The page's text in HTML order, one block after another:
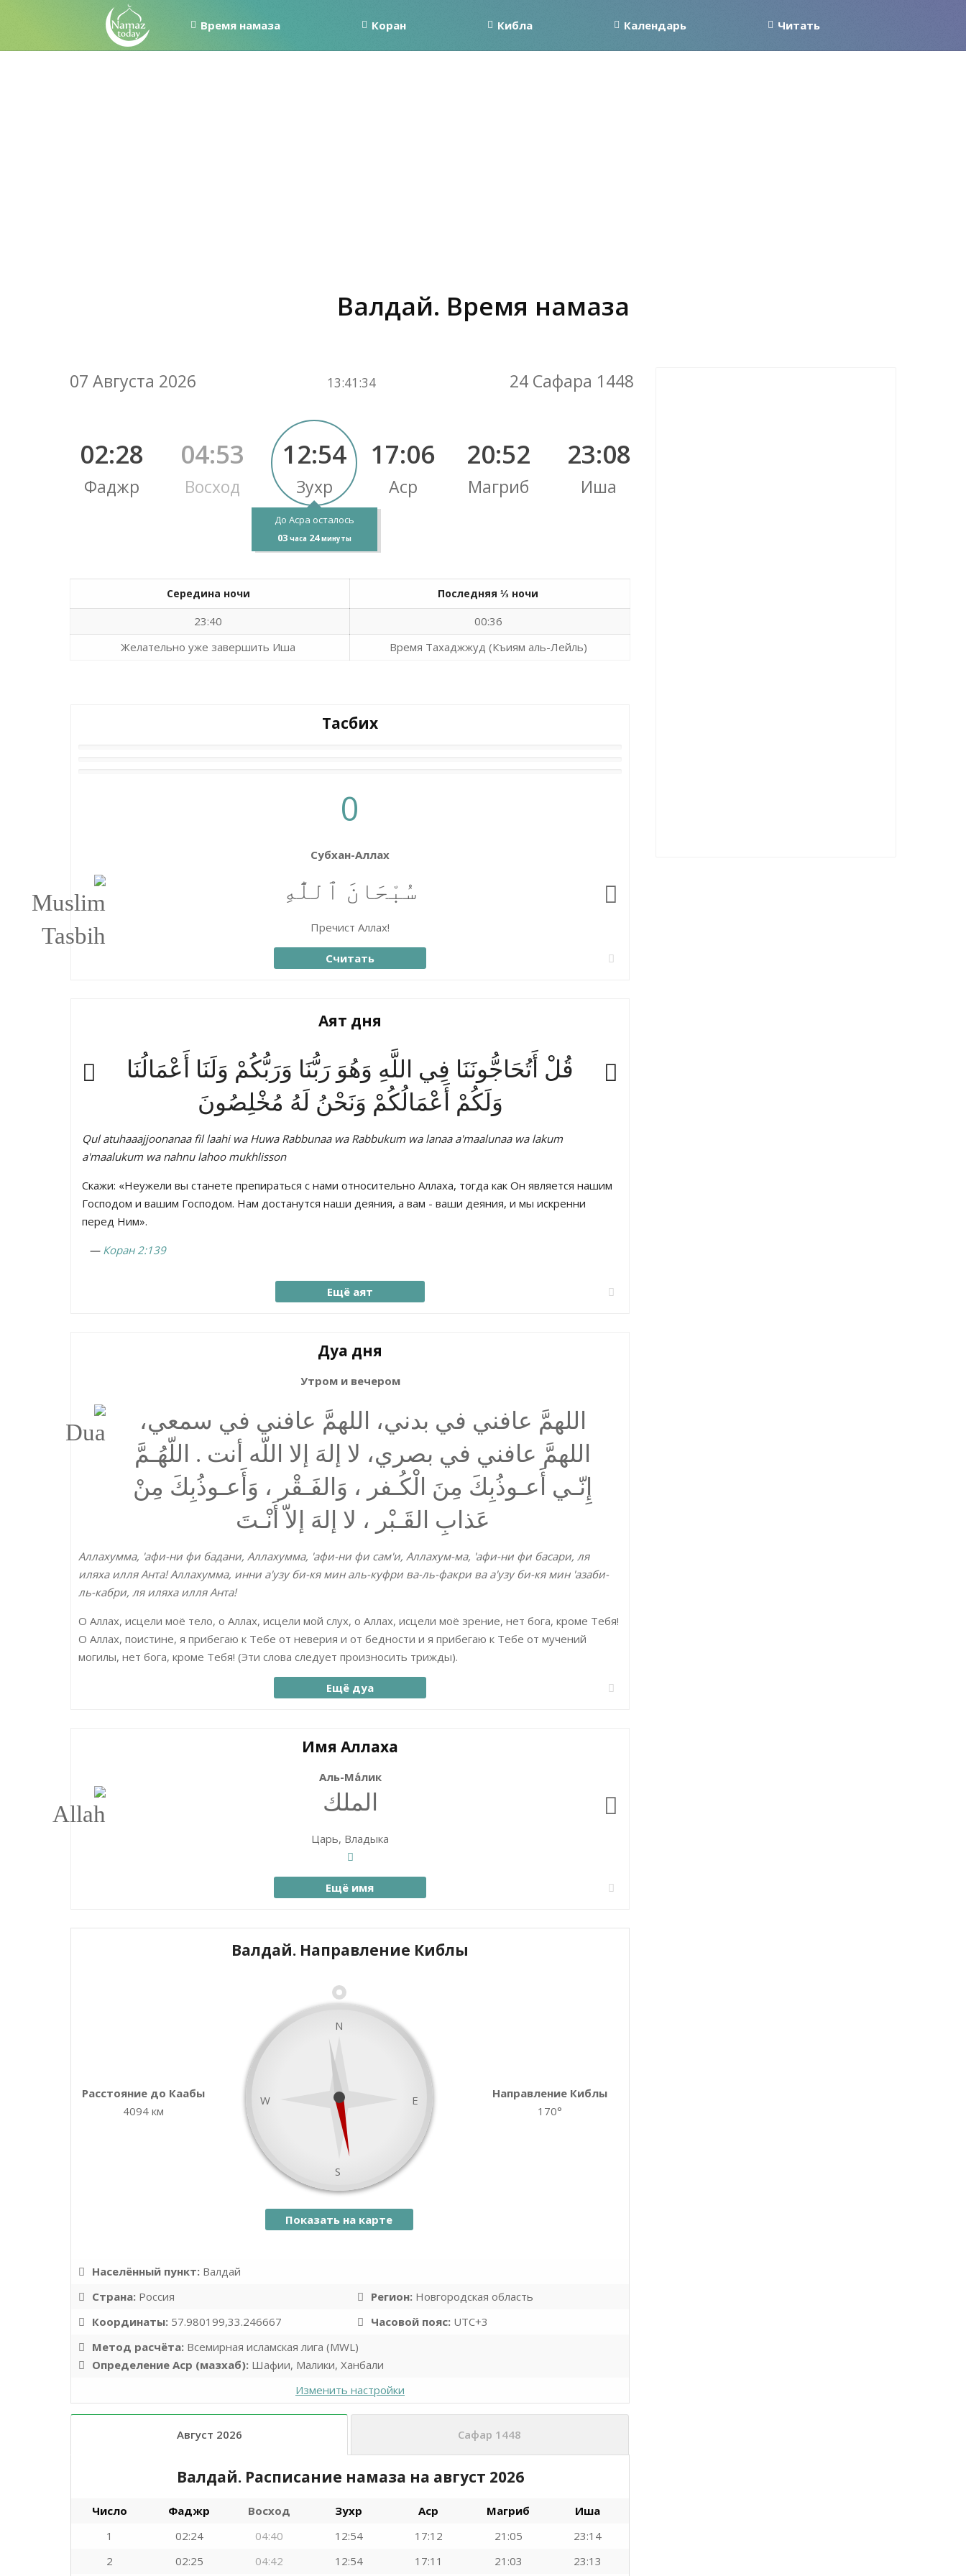
Время намаза Коран Кибла Календарь Читать
Валдай. Время намаза
07 Августа 2026 13:41 :35 24 Сафара 1448
02:28
Фаджр
04:53
Восход
12:54
Зухр
До Асра осталось
03 часа 24 минуты
17:06
Аср
20:52
Магриб
23:08
Иша
Середина ночи Последняя ⅓ ночи
23:40
00:36
Желательно уже завершить Иша
Время Тахаджжуд (Къиям аль-Лейль)
Тасбих
0
Субхан-Аллах
سُبْحَانَ ٱللَّٰهِ
Пречист Аллах!
Считать
Аят дня
قُلْ أَتُحَاجُّونَنَا فِي اللَّهِ وَهُوَ رَبُّنَا وَرَبُّكُمْ وَلَنَا أَعْمَالُنَا
وَلَكُمْ أَعْمَالُكُمْ وَنَحْنُ لَهُ مُخْلِصُونَ
Qul atuhaaajjoonanaa fil laahi wa Huwa Rabbunaa wa Rabbukum wa lanaa a'maalunaa wa lakum
a'maalukum wa nahnu lahoo mukhlisson
Скажи: «Неужели вы станете препираться с нами относительно Аллаха, тогда как Он является нашим
Господом и вашим Господом. Нам достанутся наши деяния, а вам - ваши деяния, и мы искренни
перед Ним».
— Коран 2:139
Ещё аят
Дуа дня
Утром и вечером
اللهمَّ عافني في بدني، اللهمَّ عافني في سمعي،
اللهمَّ عافني في بصري، لا إلهَ إلا اللّه أنت . اللّهُـمَّ
إِنّـي أَعـوذُبِكَ مِنَ الْكُـفر ، وَالفَـقْر ، وَأَعـوذُبِكَ مِنْ
عَذابِ القَـبْر ، لا إلهَ إلاّ أَنْـتَ
Аллахумма, 'афи-ни фи бадани, Аллахумма, 'афи-ни фи сам'и, Аллахум-ма, 'афи-ни фи басари, ля
иляха илля Анта! Аллахумма, инни а'узу би-кя мин аль-куфри ва-ль-факри ва а'узу би-кя мин 'азаби-
ль-кабри, ля иляха илля Анта!
О Аллах, исцели моё тело, о Аллах, исцели мой слух, о Аллах, исцели моё зрение, нет бога, кроме Тебя!
О Аллах, поистине, я прибегаю к Тебе от неверия и от бедности и я прибегаю к Тебе от мучений
могилы, нет бога, кроме Тебя! (Эти слова следует произносить трижды).
Ещё дуа
Имя Аллаха
Аль-Ма́лик
الملك
Царь, Владыка
Ещё имя
Валдай. Направление Киблы
Расстояние до Каабы
4094 км
N
E
W
S
Направление Киблы
170°
Показать на карте
Населённый пункт: Валдай
Страна: Россия Регион: Новгородская область
Координаты: 57.980199,33.246667 Часовой пояс: UTC+3
Метод расчёта: Всемирная исламская лига (MWL)
Определение Аср (мазхаб): Шафии, Малики, Ханбали
Изменить настройки
Август 2026 Сафар 1448
Валдай. Расписание намаза на август 2026
Число Фаджр Восход Зухр Аср Магриб
Иша
1
02:24 04:40 12:54 17:12 21:05
23:14
2
02:25 04:42 12:54 17:11 21:03 23:13